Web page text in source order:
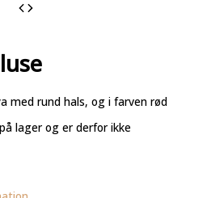
med rund hals, og i farven rød
lager og er derfor ikke